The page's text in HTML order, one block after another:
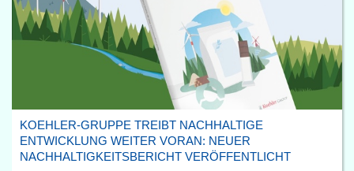
KOEHLER-GRUPPE TREIBT NACHHALTIGE
ENTWICKLUNG WEITER VORAN: NEUER
NACHHALTIGKEITSBERICHT VERÖFFENTLICHT